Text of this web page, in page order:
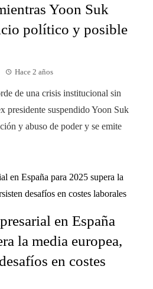
Yoon Suk
político y posible
Hace 2 años
de una crisis institucional sin
presidente suspendido Yoon Suk
y abuso de poder y se emite
en España
la media europea,
en costes